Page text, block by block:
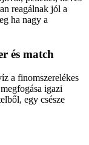
reagálnak jól a
ha nagy a
és match
a finomszerelékes
igazi
egy csésze